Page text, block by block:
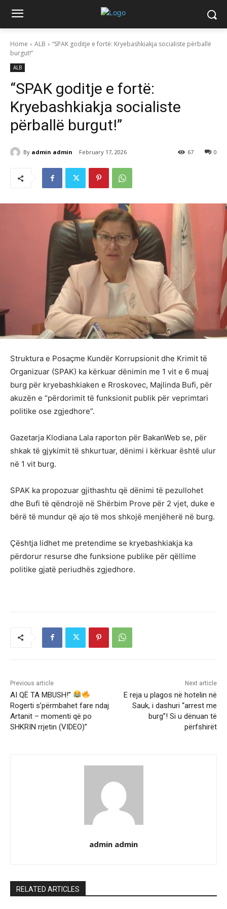
Home ALB
“SPAK goditje e fortë: Kryebashkiakja socialiste përballë
burgut!”
ALB
“SPAK goditje e fortë:
Kryebashkiakja socialiste
përballë burgut!”
By admin admin February 17, 2026 0
67
Struktura e Posaçme Kundër Korrupsionit dhe Krimit të
Organizuar (SPAK) ka kërkuar dënimin me 1 vit e 6 muaj
burg për kryebashkiaken e Rroskovec, Majlinda Bufi, për
akuzën e “përdorimit të funksionit publik për veprimtari
politike ose zgjedhore”.
Gazetarja Klodiana Lala raporton për BakanWeb se, për
shkak të gjykimit të shkurtuar, dënimi i kërkuar është ulur
në 1 vit burg.
SPAK ka propozuar gjithashtu që dënimi të pezullohet
dhe Bufi të qëndrojë në Shërbim Prove për 2 vjet, duke e
bërë të mundur që ajo të mos shkojë menjëherë në burg.
Çështja lidhet me pretendime se kryebashkiakja ka
përdorur resurse dhe funksione publike për qëllime
politike gjatë periudhës zgjedhore.
Previous article
AI QË TA MBUSH!”
Rogerti s’përmbahet fare ndaj
Artanit – momenti që po
SHKRIN rrjetin (VIDEO)”
Next article
E reja u plagos në hotelin në
Sauk, i dashuri “arrest me
burg”! Si u dënuan të
përfshirët
admin admin
RELATED ARTICLES